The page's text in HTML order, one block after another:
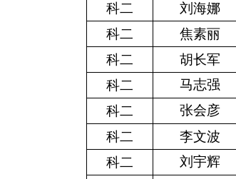
科二
刘海娜
科二
焦素丽
科二
胡长军
科二
马志强
科二
张会彦
科二
李文波
科二
刘宇辉